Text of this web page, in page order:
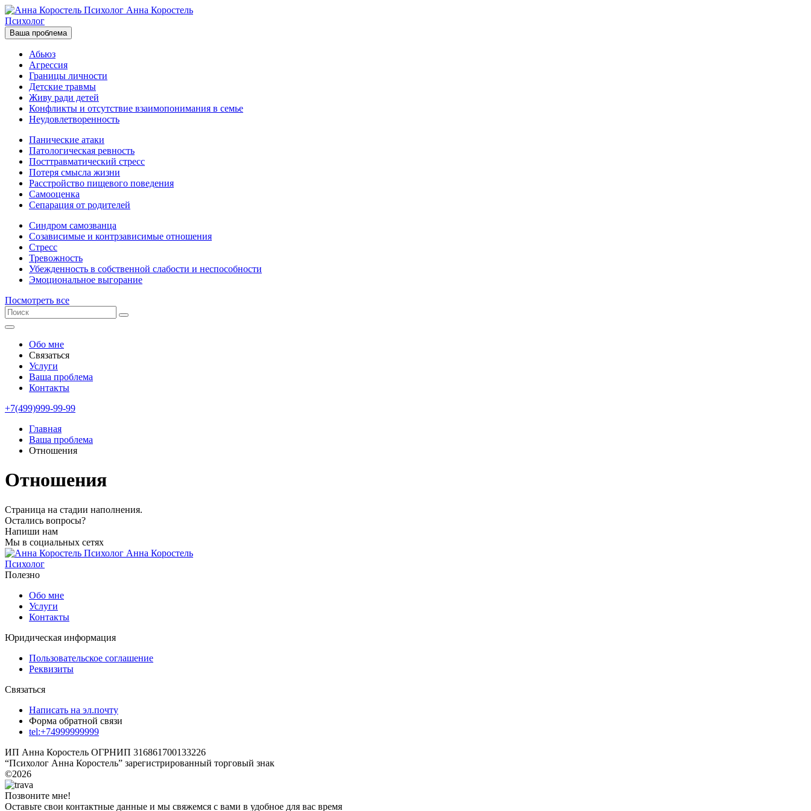
Анна Коростель
Психолог
Ваша проблема
Абьюз
Агрессия
Границы личности
Детские травмы
Живу ради детей
Конфликты и отсутствие взаимопонимания в семье
Неудовлетворенность
Панические атаки
Патологическая ревность
Посттравматический стресс
Потеря смысла жизни
Расстройство пищевого поведения
Самооценка
Сепарация от родителей
Синдром самозванца
Созависимые и контрзависимые отношения
Стресс
Тревожность
Убежденность в собственной слабости и неспособности
Эмоциональное выгорание
Посмотреть все
Обо мне
Связаться
Услуги
Ваша проблема
Контакты
+7(499)999-99-99
Главная
Ваша проблема
Отношения
Отношения
Страница на стадии наполнения.
Остались вопросы?
Напиши нам
Мы в социальных сетях
Анна Коростель
Психолог
Полезно
Обо мне
Услуги
Контакты
Юридическая информация
Пользовательское соглашение
Реквизиты
Связаться
Написать на эл.почту
Форма обратной связи
tel:+74999999999
ИП Анна Коростель ОГРНИП 316861700133226
“Психолог Анна Коростель” зарегистрированный торговый знак
©2026
Позвоните мне!
Оставьте свои контактные данные и мы свяжемся с вами в удобное для вас время